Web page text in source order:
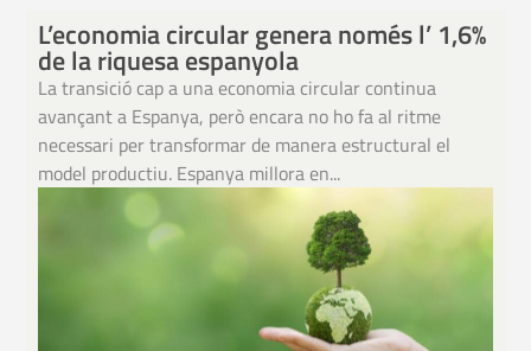
L’economia circular genera només l’ 1,6%
de la riquesa espanyola
La transició cap a una economia circular continua
avançant a Espanya, però encara no ho fa al ritme
necessari per transformar de manera estructural el
model productiu. Espanya millora en...